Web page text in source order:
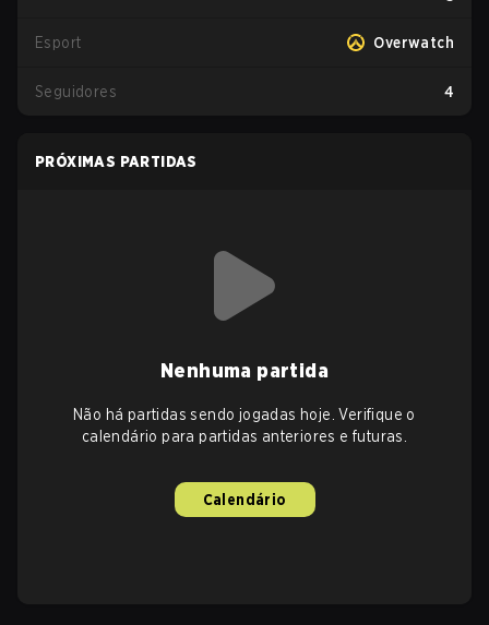
Esport Overwatch
Seguidores 4
PRÓXIMAS PARTIDAS
Nenhuma partida
Não há partidas sendo jogadas hoje. Verifique o
calendário para partidas anteriores e futuras.
Calendário